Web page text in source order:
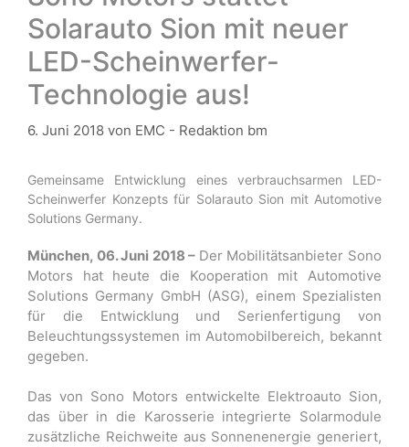
Solarauto Sion mit neuer
LED-Scheinwerfer-
Technologie aus!
6. Juni 2018 von EMC - Redaktion bm
Gemeinsame Entwicklung eines verbrauchsarmen LED-
Scheinwerfer Konzepts für Solarauto Sion mit Automotive
Solutions Germany.
München, 06. Juni 2018 – Der Mobilitätsanbieter Sono
Motors hat heute die Kooperation mit Automotive
Solutions Germany GmbH (ASG), einem Spezialisten
für die Entwicklung und Serienfertigung von
Beleuchtungssystemen im Automobilbereich, bekannt
gegeben.
Das von Sono Motors entwickelte Elektroauto Sion,
das über in die Karosserie integrierte Solarmodule
zusätzliche Reichweite aus Sonnenenergie generiert,